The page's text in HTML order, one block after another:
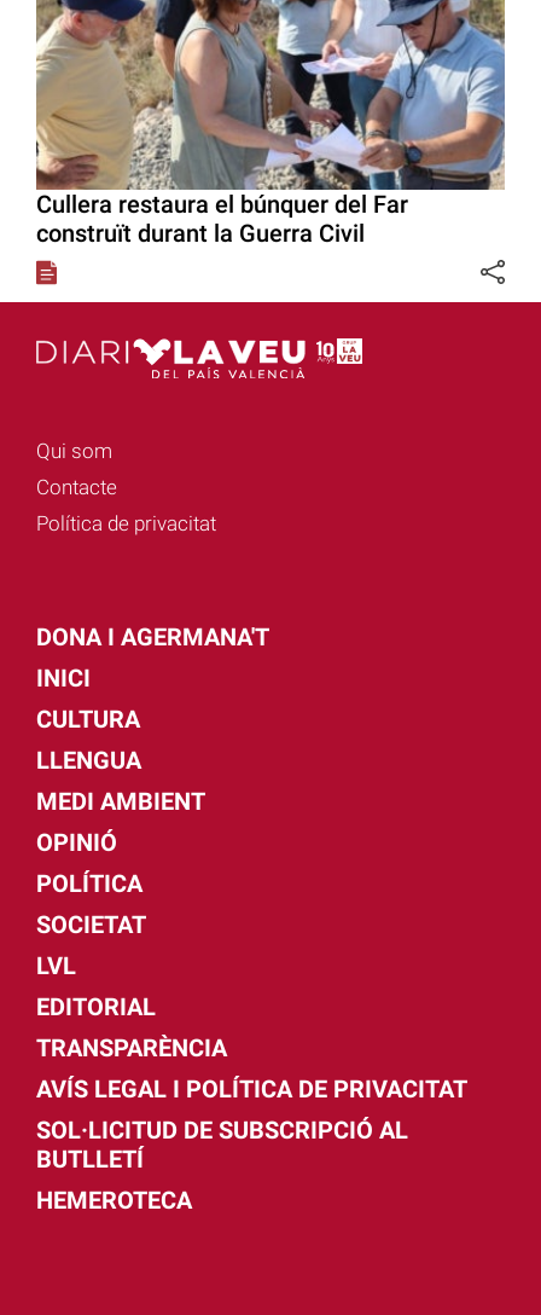
Cullera restaura el búnquer del Far
construït durant la Guerra Civil
Qui som
Contacte
Política de privacitat
DONA I AGERMANA'T
INICI
CULTURA
LLENGUA
MEDI AMBIENT
OPINIÓ
POLÍTICA
SOCIETAT
LVL
EDITORIAL
TRANSPARÈNCIA
AVÍS LEGAL I POLÍTICA DE PRIVACITAT
SOL·LICITUD DE SUBSCRIPCIÓ AL
BUTLLETÍ
HEMEROTECA